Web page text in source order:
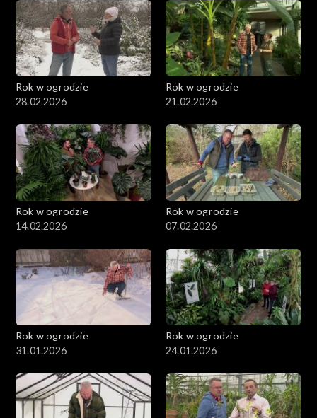
Rok w ogrodzie
28.02.2026
Rok w ogrodzie
21.02.2026
Rok w ogrodzie
14.02.2026
Rok w ogrodzie
07.02.2026
Rok w ogrodzie
31.01.2026
Rok w ogrodzie
24.01.2026